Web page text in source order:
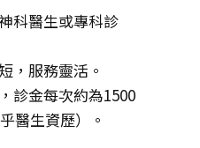
科醫生或專科診
，服務靈活。
診金每次約為1500
醫生資歷）。